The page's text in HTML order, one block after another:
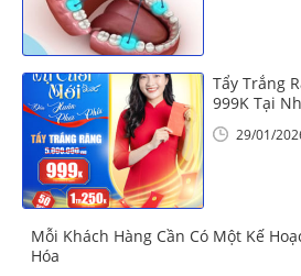
Tẩy Trắng
999K Tại
29/01/
Mỗi Khách Hàng Cần Có Một Kế
Hóa